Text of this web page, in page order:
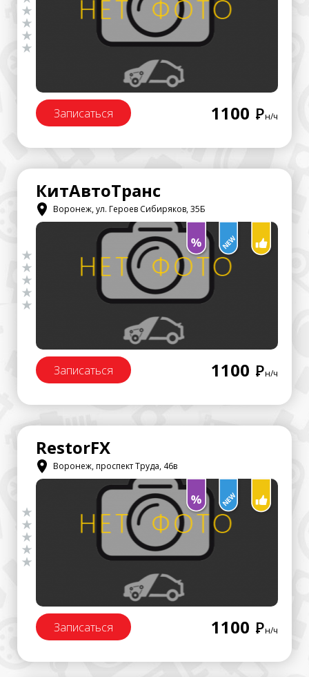
Записаться 1100 Рн/ч
КитАвтоТранс
Воронеж, ул. Героев Сибиряков, 35Б
Записаться 1100 Рн/ч
RestorFX
Воронеж, проспект Труда, 46в
Записаться 1100 Рн/ч